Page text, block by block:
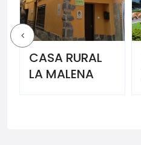
CASA
MIRAMIRANDA